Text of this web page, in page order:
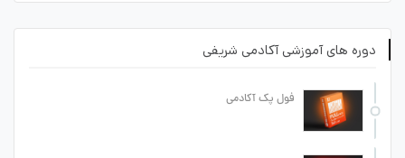
دوره های آموزشی آکادمی شریفی
فول پک آکادمی